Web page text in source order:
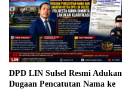
DPD LIN Sulsel Resmi Adukan
Dugaan Pencatutan Nama ke